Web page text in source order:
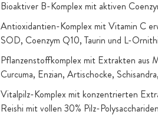
Bioaktiver B-Komplex mit aktiven
Antioxidantien-Komplex mit Vitamin C
SOD, Coenzym Q10, Taurin und L-
Pflanzenstoffkomplex mit Extrakten aus
Curcuma, Enzian, Artischocke,
Vitalpilz-Komplex mit konzentrierten
Reishi mit vollen 30% Pilz-Polysacchariden